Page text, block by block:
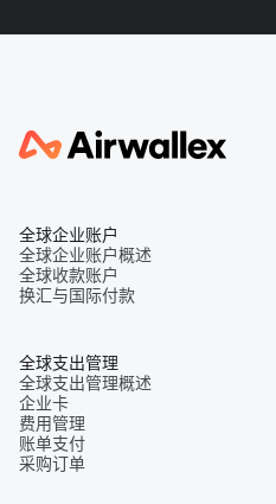
全球企业账户
全球企业账户概述
全球收款账户
换汇与国际付款
全球支出管理
全球支出管理概述
企业卡
费用管理
账单支付
采购订单